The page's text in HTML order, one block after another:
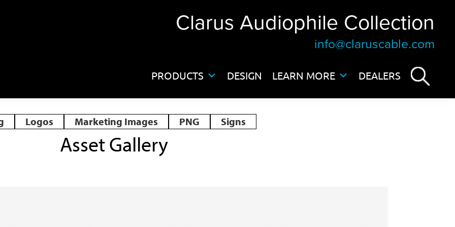
Clarus Audiophile Collection
info@claruscable.com
PRODUCTS DESIGN LEARN MORE DEALERS
Logos Marketing Images PNG Signs
Asset Gallery